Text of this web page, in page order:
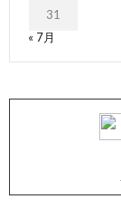
31
« 7月